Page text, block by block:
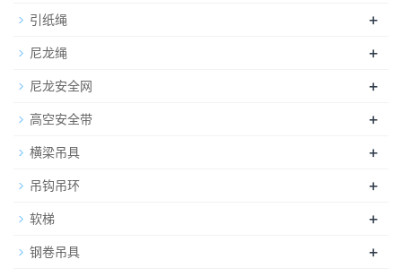
引纸绳 +
尼龙绳 +
尼龙安全网 +
高空安全带 +
横梁吊具 +
吊钩吊环 +
软梯 +
钢卷吊具 +